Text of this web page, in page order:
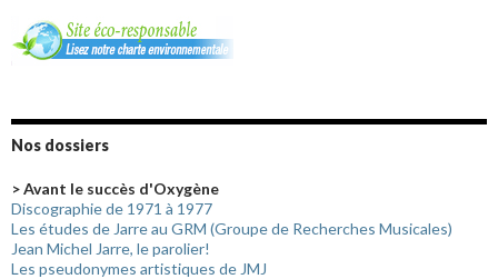
Nos dossiers
> Avant le succès d'Oxygène
Discographie de 1971 à 1977
Les études de Jarre au GRM (Groupe de Recherches Musicales)
Jean Michel Jarre, le parolier!
Les pseudonymes artistiques de JMJ